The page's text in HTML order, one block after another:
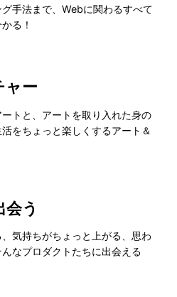
手法まで、Webに関わるすべて
る！
ャー
トと、アートを取り入れた身の
をちょっと楽しくするアート＆
う
気持ちがちょっと上がる、思わ
なプロダクトたちに出会える